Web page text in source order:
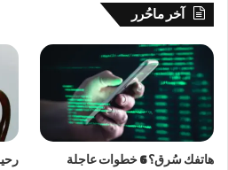
آخر ماحُرر
هاتفك سُرق؟ 6 خطوات عاجلة